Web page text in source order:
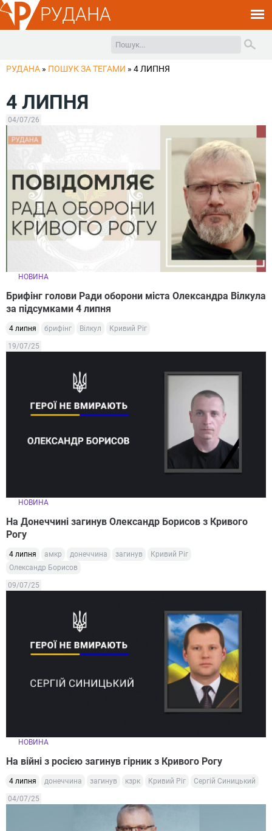
РУДАНА
РУДАНА » ПОШУК ЗА ТЕГАМИ » 4 ЛИПНЯ
4 ЛИПНЯ
04/07/26
НОВИНА
Брифінг голови Ради оборони міста Олександра Вілкула
за підсумками 4 липня
4 липня брифінг Вілкул Кривий Ріг
19/07/25
НОВИНА
На Донеччині загинув Олександр Борисов з Кривого
Рогу
4 липня амкр донеччина загинув
Кривий Ріг
Олександр Борисов
09/07/25
НОВИНА
На війні з росією загинув гірник з Кривого Рогу
4 липня донеччина загинув кзрк Кривий Ріг Сергій Синицький
04/07/25